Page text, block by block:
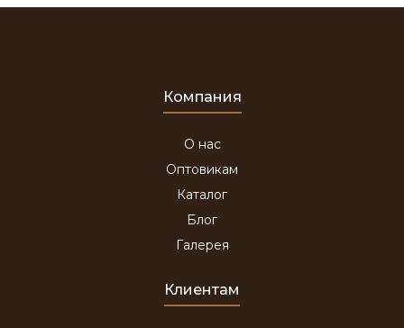
Компания
О нас
Оптовикам
Каталог
Блог
Галерея
Клиентам